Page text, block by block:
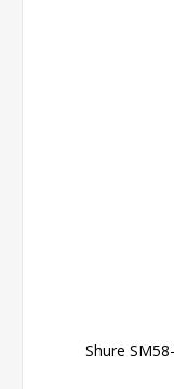
Shure